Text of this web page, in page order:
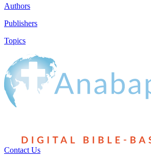
Authors
Publishers
Topics
Contact Us